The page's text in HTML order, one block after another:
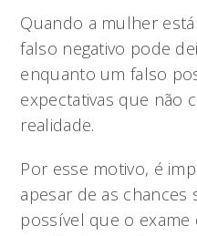
Quando a mulher
falso negativo pode
enquanto um falso
expectativas que não
realidade.
Por esse motivo, é
apesar de as chances
possível que o